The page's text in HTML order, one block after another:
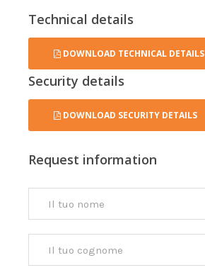
Technical details
DOWNLOAD TECHNICAL DETAILS
Security details
DOWNLOAD SECURITY DETAILS
Request information